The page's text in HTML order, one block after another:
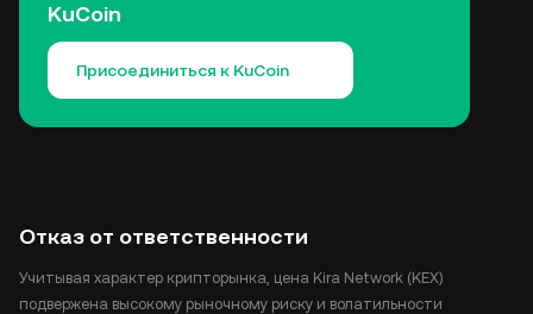
KuCoin
Присоединиться к KuCoin
Отказ от ответственности
Учитывая характер крипторынка, цена Kira Network (KEX)
подвержена высокому рыночному риску и волатильности